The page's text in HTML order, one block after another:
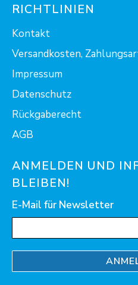
RICHTLINIEN
Kontakt
Versandkosten,
Impressum
Datenschutz
Rückgaberecht
AGB
ANMELDEN UND
BLEIBEN!
E-Mail für Newsletter